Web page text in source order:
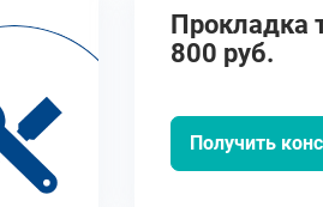
Прокладка
800 руб.
Получить